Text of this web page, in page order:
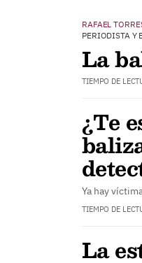
RAFAEL
PERIODISTA Y
La
TIEMPO DE
¿Te
Ya hay
TIEMPO DE
La